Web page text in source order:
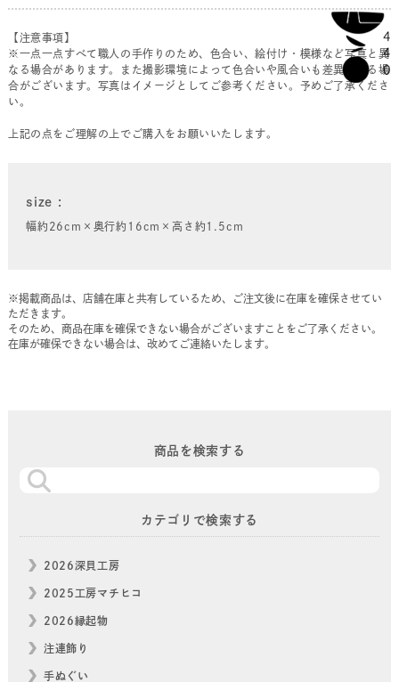
【注意事項】
※一点一点すべて職人の手作りのため、色合い、絵付け・模様など写真と異
なる場合があります。また撮影環境によって色合いや風合いも差異がある場
合がございます。写真はイメージとしてご参考ください。予めご了承くださ
い。
上記の点をご理解の上でご購入をお願いいたします。
size
幅約26cm×奥行約16cm×高さ約1.5cm
※掲載商品は、店舗在庫と共有しているため、ご注文後に在庫を確保させてい
ただきます。
そのため、商品在庫を確保できない場合がございますことをご了承ください。
在庫が確保できない場合は、改めてご連絡いたします。
商品を検索する
カテゴリで検索する
2026深貝工房
2025工房マチヒコ
2026縁起物
注連飾り
手ぬぐい